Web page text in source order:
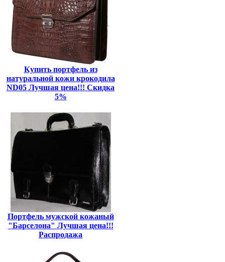
Купить портфель из
натуральной кожи крокодила
ND05 Лучшая цена!!! Скидка
5%
Портфель мужской кожаный
"Барселона" Лучшая цена!!!
Распродажа